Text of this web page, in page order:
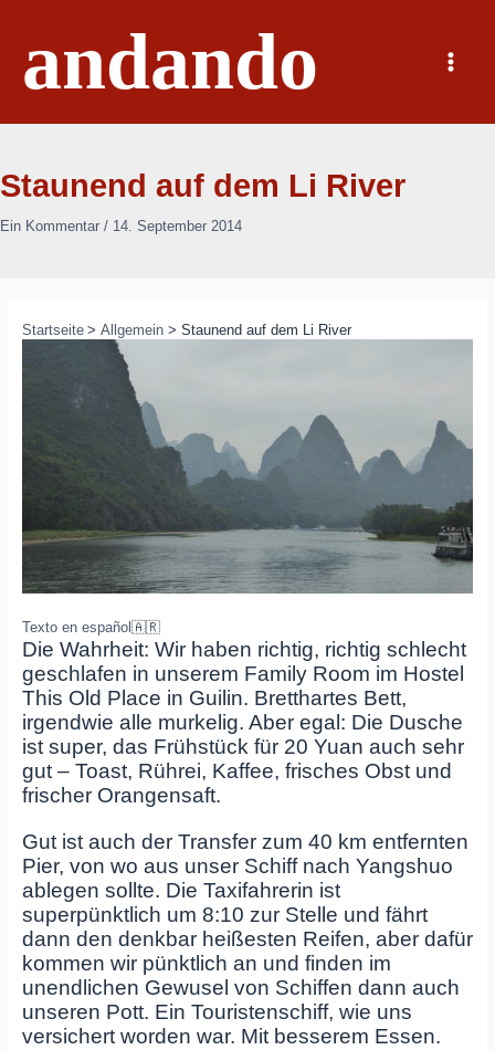
springenandando
Main
Menu
Staunend auf dem Li River
Ein Kommentar / 14. September 2014
Startseite Allgemein Staunend auf dem Li River
Texto en español🇦🇷
Die Wahrheit: Wir haben richtig, richtig schlecht
geschlafen in unserem Family Room im Hostel
This Old Place in Guilin. Bretthartes Bett,
irgendwie alle murkelig. Aber egal: Die Dusche
ist super, das Frühstück für 20 Yuan auch sehr
gut – Toast, Rührei, Kaffee, frisches Obst und
frischer Orangensaft.
Gut ist auch der Transfer zum 40 km entfernten
Pier, von wo aus unser Schiff nach Yangshuo
ablegen sollte. Die Taxifahrerin ist
superpünktlich um 8:10 zur Stelle und fährt
dann den denkbar heißesten Reifen, aber dafür
kommen wir pünktlich an und finden im
unendlichen Gewusel von Schiffen dann auch
unseren Pott. Ein Touristenschiff, wie uns
versichert worden war. Mit besserem Essen.